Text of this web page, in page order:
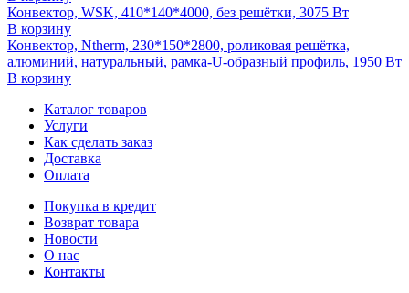
Конвектор, WSK, 410*140*4000, без решётки, 3075 Вт
В корзину
Конвектор, Ntherm, 230*150*2800, роликовая решётка,
алюминий, натуральный, рамка-U-образный профиль, 1950 Вт
В корзину
Каталог товаров
Услуги
Как сделать заказ
Доставка
Оплата
Покупка в кредит
Возврат товара
Новости
О нас
Контакты